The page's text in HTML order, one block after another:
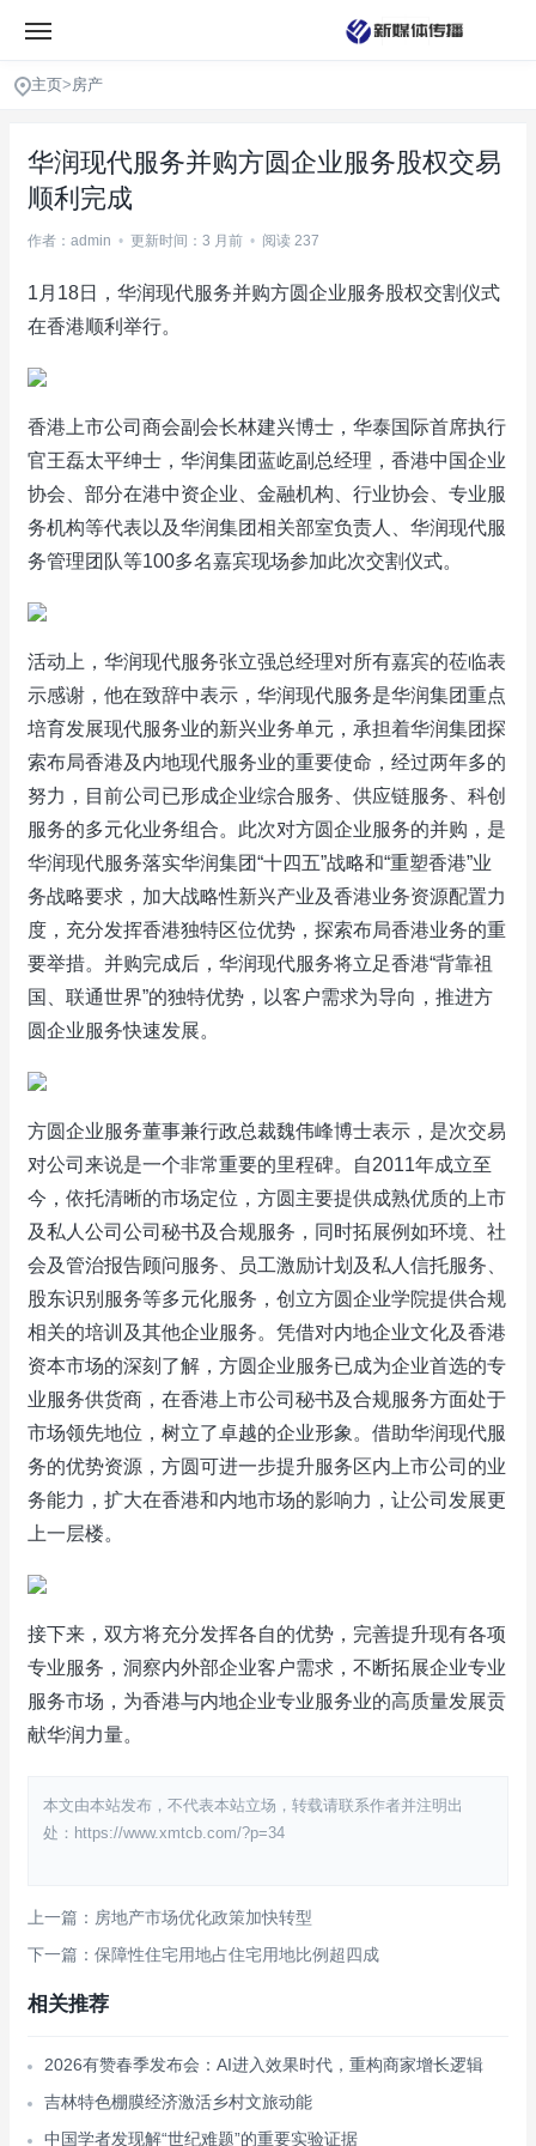
主页>房产
华润现代服务并购方圆企业服务股权交易
顺利完成
作者：admin • 更新时间：3 月前 • 阅读 237
1月18日，华润现代服务并购方圆企业服务股权交割仪式
在香港顺利举行。
香港上市公司商会副会长林建兴博士，华泰国际首席执行
官王磊太平绅士，华润集团蓝屹副总经理，香港中国企业
协会、部分在港中资企业、金融机构、行业协会、专业服
务机构等代表以及华润集团相关部室负责人、华润现代服
务管理团队等100多名嘉宾现场参加此次交割仪式。
活动上，华润现代服务张立强总经理对所有嘉宾的莅临表
示感谢，他在致辞中表示，华润现代服务是华润集团重点
培育发展现代服务业的新兴业务单元，承担着华润集团探
索布局香港及内地现代服务业的重要使命，经过两年多的
努力，目前公司已形成企业综合服务、供应链服务、科创
服务的多元化业务组合。此次对方圆企业服务的并购，是
华润现代服务落实华润集团“十四五”战略和“重塑香港”业
务战略要求，加大战略性新兴产业及香港业务资源配置力
度，充分发挥香港独特区位优势，探索布局香港业务的重
要举措。并购完成后，华润现代服务将立足香港“背靠祖
国、联通世界”的独特优势，以客户需求为导向，推进方
圆企业服务快速发展。
方圆企业服务董事兼行政总裁魏伟峰博士表示，是次交易
对公司来说是一个非常重要的里程碑。自2011年成立至
今，依托清晰的市场定位，方圆主要提供成熟优质的上市
及私人公司公司秘书及合规服务，同时拓展例如环境、社
会及管治报告顾问服务、员工激励计划及私人信托服务、
股东识别服务等多元化服务，创立方圆企业学院提供合规
相关的培训及其他企业服务。凭借对内地企业文化及香港
资本市场的深刻了解，方圆企业服务已成为企业首选的专
业服务供货商，在香港上市公司秘书及合规服务方面处于
市场领先地位，树立了卓越的企业形象。借助华润现代服
务的优势资源，方圆可进一步提升服务区内上市公司的业
务能力，扩大在香港和内地市场的影响力，让公司发展更
上一层楼。
接下来，双方将充分发挥各自的优势，完善提升现有各项
专业服务，洞察内外部企业客户需求，不断拓展企业专业
服务市场，为香港与内地企业专业服务业的高质量发展贡
献华润力量。
本文由本站发布，不代表本站立场，转载请联系作者并注明出
处：https://www.xmtcb.com/?p=34
上一篇：房地产市场优化政策加快转型
下一篇：保障性住宅用地占住宅用地比例超四成
相关推荐
2026有赞春季发布会：AI进入效果时代，重构商家增长逻辑
吉林特色棚膜经济激活乡村文旅动能
中国学者发现解“世纪难题”的重要实验证据